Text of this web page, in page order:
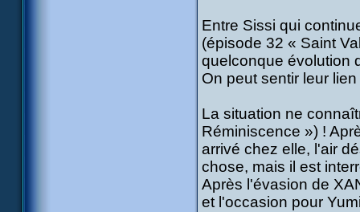
Entre Sissi qui
(épisode 32 « Saint
quelconque évolution
On peut sentir leur
La situation ne
Réminiscence ») !
arrivé chez elle, l'air
chose, mais il est
Après l'évasion de
et l'occasion pour